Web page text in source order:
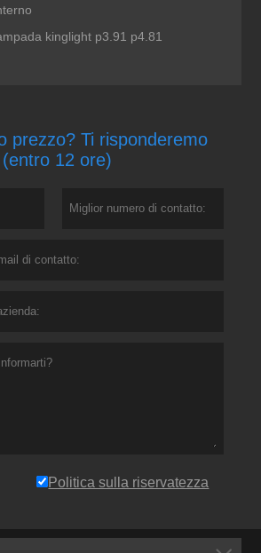
kinglight p3.91 p4.81
prezzo? Ti risponderemo
12 ore)
Politica sulla riservatezza